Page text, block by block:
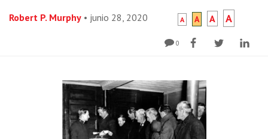
Robert P. Murphy • junio 28, 2020 A A A A
0